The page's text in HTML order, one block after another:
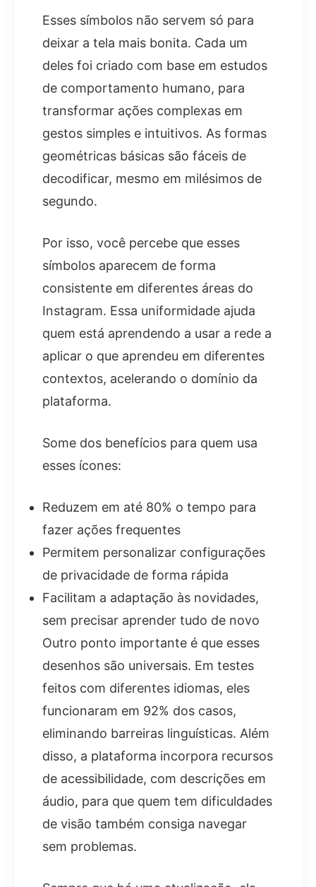
Esses símbolos não servem só para
deixar a tela mais bonita. Cada um
deles foi criado com base em estudos
de comportamento humano, para
transformar ações complexas em
gestos simples e intuitivos. As formas
geométricas básicas são fáceis de
decodificar, mesmo em milésimos de
segundo.
Por isso, você percebe que esses
símbolos aparecem de forma
consistente em diferentes áreas do
Instagram. Essa uniformidade ajuda
quem está aprendendo a usar a rede a
aplicar o que aprendeu em diferentes
contextos, acelerando o domínio da
plataforma.
Some dos benefícios para quem usa
esses ícones:
Reduzem em até 80% o tempo para
fazer ações frequentes
Permitem personalizar configurações
de privacidade de forma rápida
Facilitam a adaptação às novidades,
sem precisar aprender tudo de novo
Outro ponto importante é que esses
desenhos são universais. Em testes
feitos com diferentes idiomas, eles
funcionaram em 92% dos casos,
eliminando barreiras linguísticas. Além
disso, a plataforma incorpora recursos
de acessibilidade, com descrições em
áudio, para que quem tem dificuldades
de visão também consiga navegar
sem problemas.